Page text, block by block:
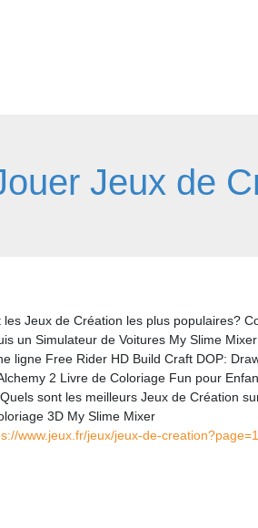
Jeux de
les Jeux de Création les plus populaires?
un Simulateur de Voitures My Slime Mixer
ligne Free Rider HD Build Craft DOP:
2 Livre de Coloriage Fun pour
sont les meilleurs Jeux de Création
3D My Slime Mixer
www.jeux.fr/jeux/jeux-de-creation?page=1